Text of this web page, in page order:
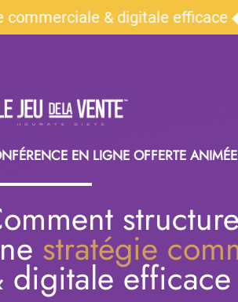
& digitale efficace ◆
EN LIGNE OFFERTE
stratégie
digitale efficace